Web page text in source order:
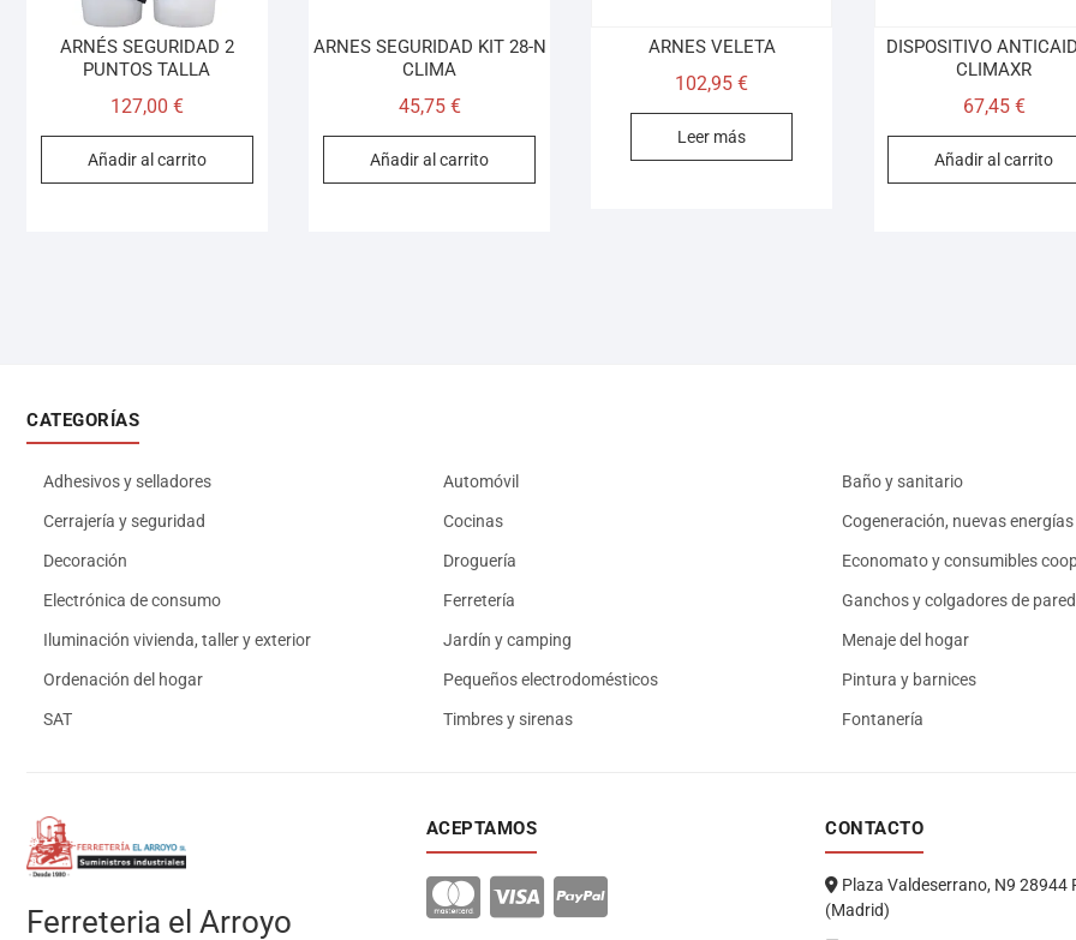
ARNÉS SEGURIDAD 2
PUNTOS TALLA
127,00 €
Añadir al carrito
ARNES SEGURIDAD KIT 28-N
CLIMA
45,75 €
Añadir al carrito
ARNES VELETA
102,95€
Leer más
DISPOSITIVO
CLIMAXR
67,45 €
Añadir al carrito
CATEGORÍAS
Adhesivos y selladores Automóvil Baño y sanitario
Cerrajería y seguridad Cocinas Cogeneración, nuevas
Decoración Droguería Economato y consumibles
Electrónica de consumo Ferretería Ganchos y colgadores de pared
Iluminación vivienda, taller y exterior Jardín y camping Menaje del hogar
Ordenación del hogar Pequeños electrodomésticos Pintura y barnices
SAT Timbres y sirenas Fontanería
Ferreteria el Arroyo
ACEPTAMOS CONTACTO
Plaza Valdeserrano, N9 28944
(Madrid)